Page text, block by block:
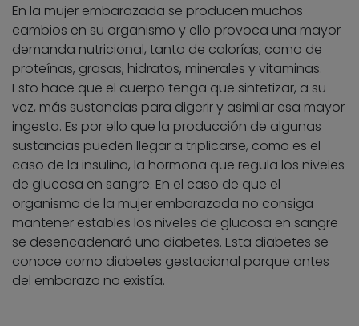
En la mujer embarazada se producen muchos
cambios en su organismo y ello provoca una mayor
demanda nutricional, tanto de calorías, como de
proteínas, grasas, hidratos, minerales y vitaminas.
Esto hace que el cuerpo tenga que sintetizar, a su
vez, más sustancias para digerir y asimilar esa mayor
ingesta. Es por ello que la producción de algunas
sustancias pueden llegar a triplicarse, como es el
caso de la insulina, la hormona que regula los niveles
de glucosa en sangre. En el caso de que el
organismo de la mujer embarazada no consiga
mantener estables los niveles de glucosa en sangre
se desencadenará una diabetes. Esta diabetes se
conoce como diabetes gestacional porque antes
del embarazo no existía.